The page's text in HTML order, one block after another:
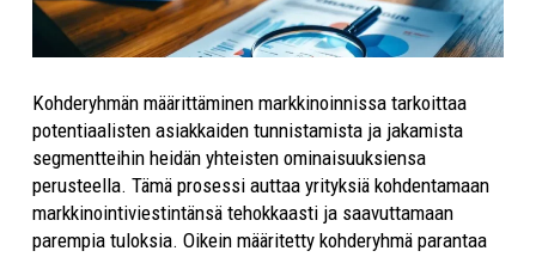
Kohderyhmän määrittäminen markkinoinnissa tarkoittaa
potentiaalisten asiakkaiden tunnistamista ja jakamista
segmentteihin heidän yhteisten ominaisuuksiensa
perusteella. Tämä prosessi auttaa yrityksiä kohdentamaan
markkinointiviestintänsä tehokkaasti ja saavuttamaan
parempia tuloksia. Oikein määritetty kohderyhmä parantaa